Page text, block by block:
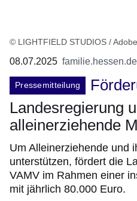
© LIGHTFIELD STUDIOS /
08.07.2025 familie.hessen.de
Pressemitteilung
Landesregierung
alleinerziehende
Um Alleinerziehende und
unterstützen, fördert die
VAMV im Rahmen einer
mit jährlich 80.000 Euro.